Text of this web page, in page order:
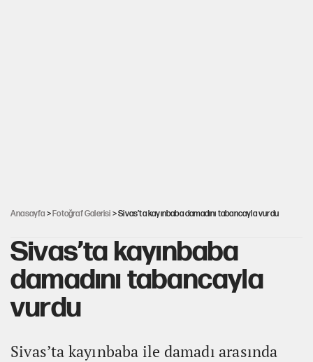
Anasayfa >Fotoğraf Galerisi > Sivas’ta kayınbaba damadını tabancayla vurdu
Sivas’ta kayınbaba
damadını tabancayla
vurdu
Sivas’ta kayınbaba ile damadı arasında